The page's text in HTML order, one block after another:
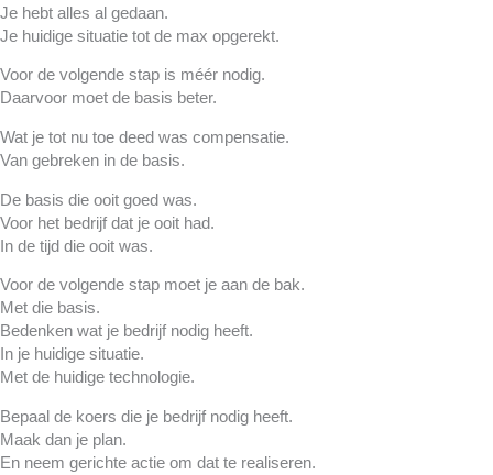
Je hebt alles al gedaan.
Je huidige situatie tot de max opgerekt.
Voor de volgende stap is méér nodig.
Daarvoor moet de basis beter.
Wat je tot nu toe deed was compensatie.
Van gebreken in de basis.
De basis die ooit goed was.
Voor het bedrijf dat je ooit had.
In de tijd die ooit was.
Voor de volgende stap moet je aan de bak.
Met die basis.
Bedenken wat je bedrijf nodig heeft.
In je huidige situatie.
Met de huidige technologie.
Bepaal de koers die je bedrijf nodig heeft.
Maak dan je plan.
En neem gerichte actie om dat te realiseren.